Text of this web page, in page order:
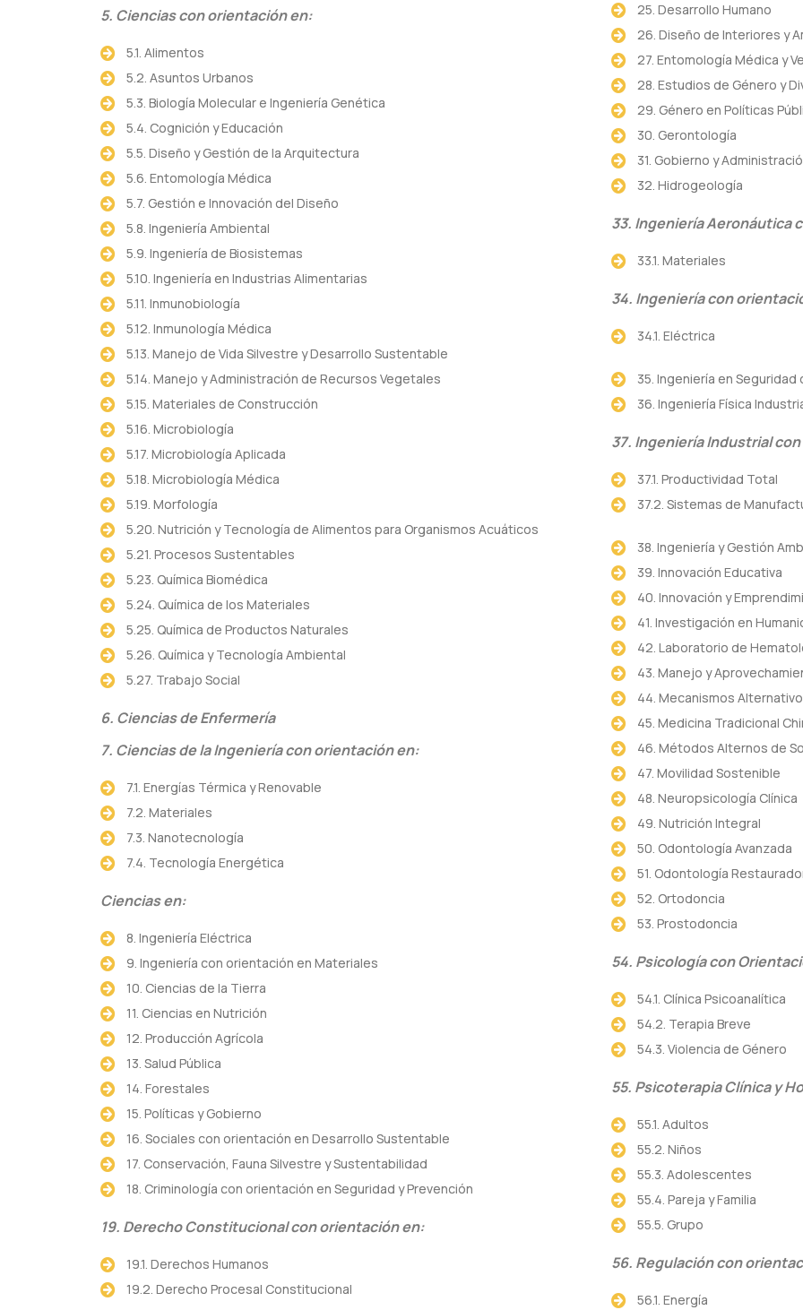
5. Ciencias con orientación en:
5.1. Alimentos
5.2. Asuntos Urbanos
5.3. Biología Molecular e Ingeniería Genética
5.4. Cognición y Educación
5.5. Diseño y Gestión de la Arquitectura
5.6. Entomología Médica
5.7. Gestión e Innovación del Diseño
5.8. Ingeniería Ambiental
5.9. Ingeniería de Biosistemas
5.10. Ingeniería en Industrias Alimentarias
5.11. Inmunobiología
5.12. Inmunología Médica
5.13. Manejo de Vida Silvestre y Desarrollo Sustentable
5.14. Manejo y Administración de Recursos Vegetales
5.15. Materiales de Construcción
5.16. Microbiología
5.17. Microbiología Aplicada
5.18. Microbiología Médica
5.19. Morfología
5.20. Nutrición y Tecnología de Alimentos para Organismos Acuáticos
5.21. Procesos Sustentables
5.23. Química Biomédica
5.24. Química de los Materiales
5.25. Química de Productos Naturales
5.26. Química y Tecnología Ambiental
5.27. Trabajo Social
6. Ciencias de Enfermería
7. Ciencias de la Ingeniería con orientación en:
7.1. Energías Térmica y Renovable
7.2. Materiales
7.3. Nanotecnología
7.4. Tecnología Energética
Ciencias en:
8. Ingeniería Eléctrica
9. Ingeniería con orientación en Materiales
10. Ciencias de la Tierra
11. Ciencias en Nutrición
12. Producción Agrícola
13. Salud Pública
14. Forestales
15. Políticas y Gobierno
16. Sociales con orientación en Desarrollo Sustentable
17. Conservación, Fauna Silvestre y Sustentabilidad
18. Criminología con orientación en Seguridad y Prevención
19. Derecho Constitucional con orientación en:
19.1. Derechos Humanos
19.2. Derecho Procesal Constitucional
25. Desarrollo Humano
26. Diseño de Interiores y
27. Entomología Médica y
28. Estudios de Género y
29. Género en Políticas
30. Gerontología
31. Gobierno y
32. Hidrogeología
33. Ingeniería Aeronáutica
33.1. Materiales
34. Ingeniería con
34.1. Eléctrica
35. Ingeniería en Seguridad
36. Ingeniería Física
37. Ingeniería Industrial
37.1. Productividad Total
37.2. Sistemas de
38. Ingeniería y Gestión
39. Innovación Educativa
40. Innovación y
41. Investigación en
42. Laboratorio de
43. Manejo y
44. Mecanismos
45. Medicina Tradicional
46. Métodos Alternos de
47. Movilidad Sostenible
48. Neuropsicología Clínica
49. Nutrición Integral
50. Odontología Avanzada
51. Odontología
52. Ortodoncia
53. Prostodoncia
54. Psicología con
54.1. Clínica Psicoanalítica
54.2. Terapia Breve
54.3. Violencia de Género
55. Psicoterapia Clínica y
55.1. Adultos
55.2. Niños
55.3. Adolescentes
55.4. Pareja y Familia
55.5. Grupo
56. Regulación con
56.1. Energía